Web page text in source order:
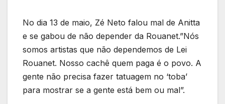
No dia 13 de maio, Zé Neto falou mal de Anitta
e se gabou de não depender da Rouanet.”Nós
somos artistas que não dependemos de Lei
Rouanet. Nosso cachê quem paga é o povo. A
gente não precisa fazer tatuagem no ‘toba’
para mostrar se a gente está bem ou mal”.